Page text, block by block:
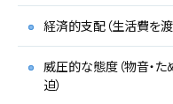
経済的支配（生活費を渡
威圧的な態度（物音・
迫）